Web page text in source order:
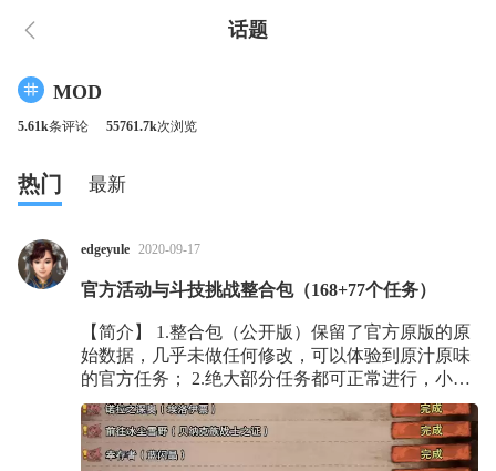
话题
MOD
5.61k条评论 55761.7k次浏览
热门 最新
edgeyule 2020-09-17
官方活动与斗技挑战整合包（168+77个任务）
【简介】 1.整合包（公开版）保留了官方原版的原
始数据，几乎未做任何修改，可以体验到原汁原味
的官方任务； 2.绝大部分任务都可正常进行，小部
分任务可能存在一些小问题但是不影响完成任务，
只有极个别任务无法正常进行或完成； 上下位任务
包括： ★1 清晨大骚动